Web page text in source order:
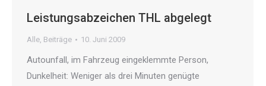
Leistungsabzeichen THL abgelegt
Alle, Beiträge 10. Juni 2009
Autounfall, im Fahrzeug eingeklemmte Person,
Dunkelheit: Weniger als drei Minuten genügte